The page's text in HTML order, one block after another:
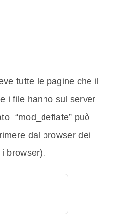
tutte le pagine che il
i file hanno sul server
“mod_deflate” può
dal browser dei
browser).